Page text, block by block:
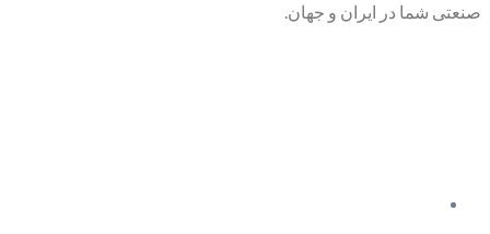
صنعتی شما در ایران و جهان.